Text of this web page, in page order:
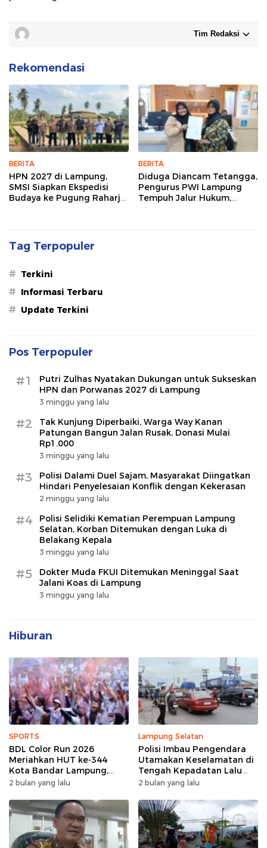
Tim Redaksi
Rekomendasi
BERITA
HPN 2027 di Lampung,
SMSI Siapkan Ekspedisi
Budaya ke Pugung Raharjo
BERITA
Diduga Diancam Tetangga,
Pengurus PWI Lampung
Tempuh Jalur Hukum,
Tag Terpopuler
# Terkini
# Informasi Terbaru
# Update Terkini
Pos Terpopuler
#1
Putri Zulhas Nyatakan Dukungan untuk Sukseskan
HPN dan Porwanas 2027 di Lampung
3 minggu yang lalu
#2
Tak Kunjung Diperbaiki, Warga Way Kanan
Patungan Bangun Jalan Rusak, Donasi Mulai
Rp1.000
3 minggu yang lalu
#3
Polisi Dalami Duel Sajam, Masyarakat Diingatkan
Hindari Penyelesaian Konflik dengan Kekerasan
2 minggu yang lalu
#4
Polisi Selidiki Kematian Perempuan Lampung
Selatan, Korban Ditemukan dengan Luka di
Belakang Kepala
3 minggu yang lalu
#5
Dokter Muda FKUI Ditemukan Meninggal Saat
Jalani Koas di Lampung
3 minggu yang lalu
Hiburan
SPORTS
BDL Color Run 2026
Meriahkan HUT ke-344
Kota Bandar Lampung,
Wujud Semangat Sehat
2 bulan yang lalu
Lampung Selatan
Polisi Imbau Pengendara
Utamakan Keselamatan di
Tengah Kepadatan Lalu
Lintas Pagi Hari
2 bulan yang lalu